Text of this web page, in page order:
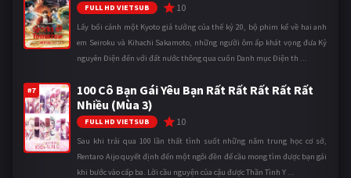
FULL HD VIETSUB 10
Lấy bối cảnh một Kyoto giả tưởng của thế kỷ 20, bộ phim kể về hai anh
em Seiroku và Kihachi Sakamoto, những người ôm ấp khát vọng đưa Kỷ
nguyên Điện đến với đất nước thông qua cuốn Danh mục Điện th ...
#7
100 Cô Bạn Gái Yêu Bạn Rất Rất Rất Rất Rất
Nhiều (Mùa 3)
FULL HD VIETSUB 10
Sau khi trải qua 100 lần thất tình suốt những năm trung học cơ sở,
Rentaro Aijo quyết định đến một ngôi đền để cầu mong tìm được bạn gái
khi bước vào cấp ba. Lời cầu nguyện của cậu được Thần Tình Y ...